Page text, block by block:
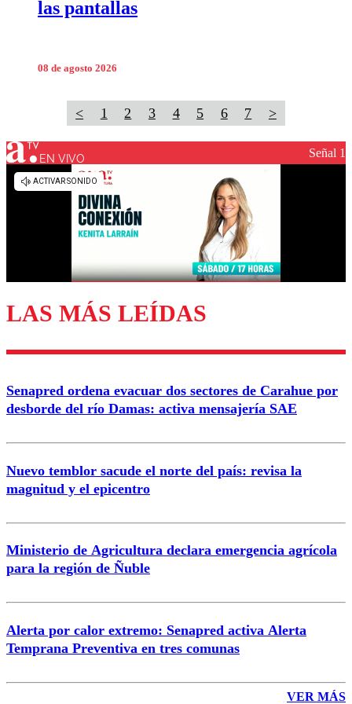
las pantallas
08 de agosto 2026
< 1 2 3 4 5 6 7 >
EN VIVO Señal 1
LAS MÁS LEÍDAS
Senapred ordena evacuar dos sectores de Carahue por
desborde del río Damas: activa mensajería SAE
Nuevo temblor sacude el norte del país: revisa la
magnitud y el epicentro
Ministerio de Agricultura declara emergencia agrícola
para la región de Ñuble
Alerta por calor extremo: Senapred activa Alerta
Temprana Preventiva en tres comunas
VER MÁS